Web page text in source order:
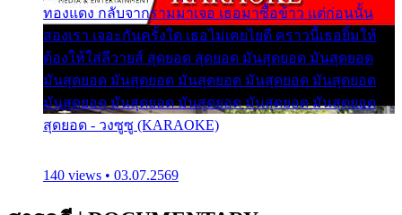
ทองแดง กลับจากรามมาเจอ เธอมาซื้อข้าว แต่ก่อนนั้น
สองเรา เจอะกันครั้งใด เธอไม่เคยไยดี คราวนี้เธอยิ้มให้
ต้องให้ใส่ลีวายส์ สุดยอด สุดยอด มันสุดยอด มันสุดยอด
มันสุดยอด มันสุดยอด มันสุดยอด มันสุดยอด มันสุดยอด
มันสุดยอด มันสุดยอด มันสุดยอด มันสุดยอด มันสุดยอด
สุดยอด - วงซูซู (KARAOKE)
140 views • 03.07.2569